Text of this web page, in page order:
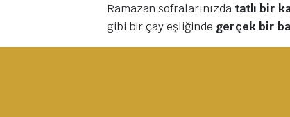
Ramazan sofralarınızda tatlı bir
gibi bir çay eşliğinde gerçek bir